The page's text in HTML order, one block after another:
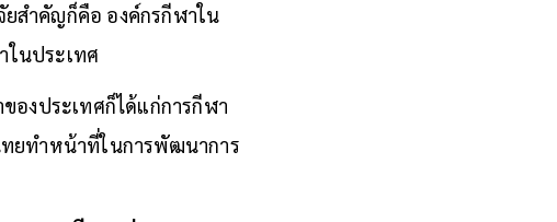
ยสำคัญก็คือ องค์กรกีฬาใน
นประเทศ
งประเทศก็ได้แก่การกีฬา
ทยทำหน้าที่ในการพัฒนาการ